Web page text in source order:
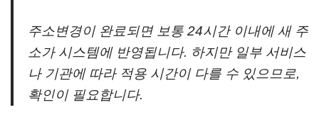
주소변경이 완료되면 보통 24시간 이내에 새 주
소가 시스템에 반영됩니다. 하지만 일부 서비스
나 기관에 따라 적용 시간이 다를 수 있으므로,
확인이 필요합니다.